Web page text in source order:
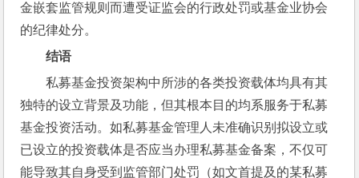
金嵌套监管规则而遭受证监会的行政处罚或基金业协会
的纪律处分。
结语
私募基金投资架构中所涉的各类投资载体均具有其
独特的设立背景及功能，但其根本目的均系服务于私募
基金投资活动。如私募基金管理人未准确识别拟设立或
已设立的投资载体是否应当办理私募基金备案，不仅可
能导致其自身受到监管部门处罚（如文首提及的某私募